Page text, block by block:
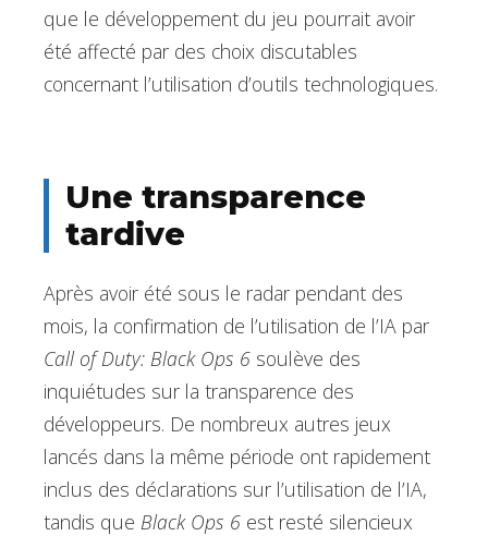
que le développement du jeu pourrait avoir
été affecté par des choix discutables
concernant l’utilisation d’outils technologiques.
Une transparence
tardive
Après avoir été sous le radar pendant des
mois, la confirmation de l’utilisation de l’IA par
Call of Duty: Black Ops 6 soulève des
inquiétudes sur la transparence des
développeurs. De nombreux autres jeux
lancés dans la même période ont rapidement
inclus des déclarations sur l’utilisation de l’IA,
tandis que Black Ops 6 est resté silencieux